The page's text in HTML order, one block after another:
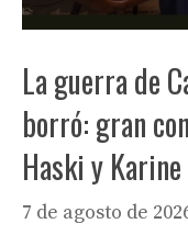
La guerra de
borró: gran
Haski y
7 de agosto de